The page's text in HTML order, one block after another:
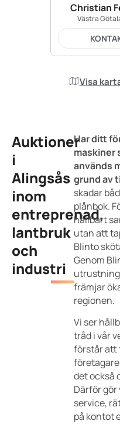
Visa
Christian
Västra
Auktioner
i
Alingsås
inom
entreprenad,
lantbruk
och
industri
Har ditt
maskiner
används
grund av
skadar
plånbok.
hållbart
utan att
Blinto
Genom
främjar
regionen.
Vi ser
tråd i vår
förstår att
det också
Därför
service,
på kontot